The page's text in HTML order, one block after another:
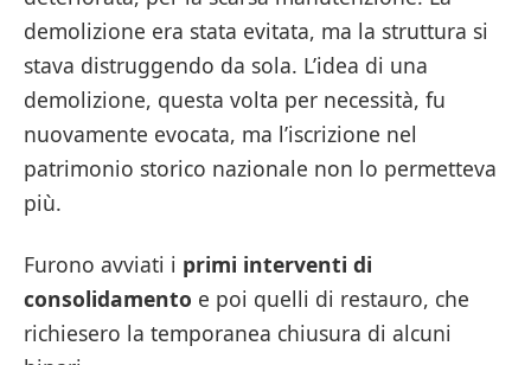
demolizione era stata evitata, ma la struttura si
stava distruggendo da sola. L’idea di una
demolizione, questa volta per necessità, fu
nuovamente evocata, ma l’iscrizione nel
patrimonio storico nazionale non lo permetteva
più.
Furono avviati i primi interventi di
consolidamento e poi quelli di restauro, che
richiesero la temporanea chiusura di alcuni